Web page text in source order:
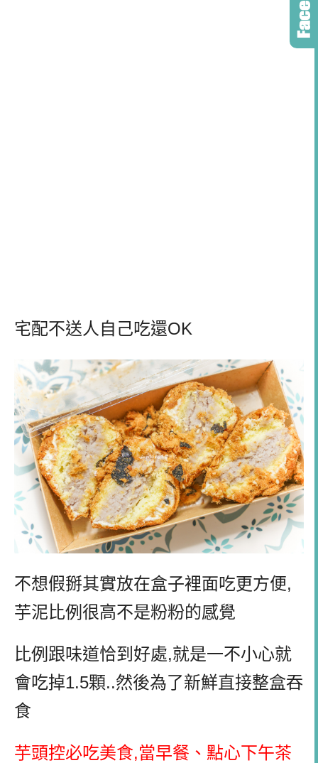
宅配不送人自己吃還OK
不想假掰其實放在盒子裡面吃更方便,
芋泥比例很高不是粉粉的感覺
比例跟味道恰到好處,就是一不小心就
會吃掉1.5顆..然後為了新鮮直接整盒吞
食
芋頭控必吃美食,當早餐、點心下午茶